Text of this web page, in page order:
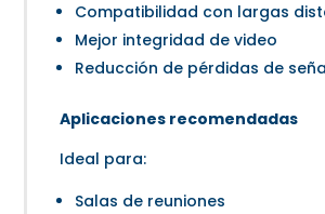
Compatibilidad con largas
Mejor integridad de video
Reducción de pérdidas de
Aplicaciones recomendadas
Ideal para:
Salas de reuniones